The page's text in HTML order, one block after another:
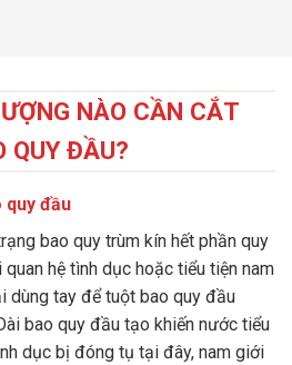
NÀO CẦN CẮT
QUY ĐẦU?
quy đầu
bao quy trùm kín hết phần quy
quan hệ tình dục hoặc tiểu tiện nam
dùng tay để tuột bao quy đầu
bao quy đầu tạo khiến nước tiểu
dục bị đóng tụ tại đây, nam giới